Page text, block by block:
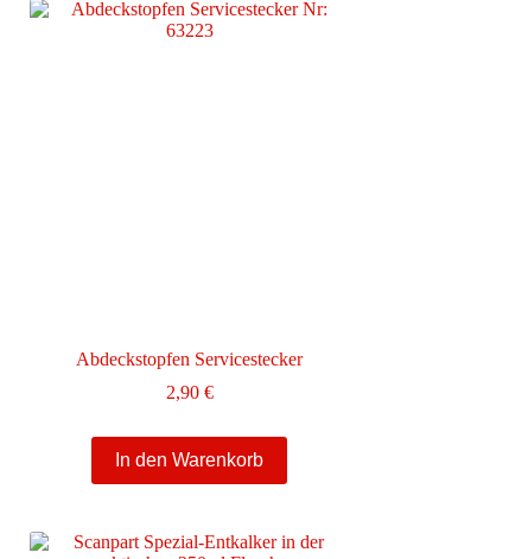
Abdeckstopfen Servicestecker
2,90 €
In den Warenkorb